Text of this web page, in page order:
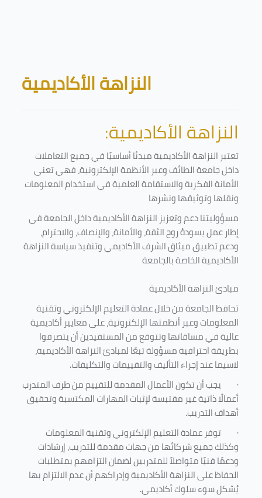
Blocks
النزاهة الأكاديمية
النزاهة الأكاديمية:
تعتبر النزاهة الأكاديمية مبدئا أساسيًا في جميع التعاملات
داخل جامعة الطائف وعبر الأنظمة الإلكترونية، فهي تعني
الأمانة الفكرية والاستقامة العلمية في استخدام المعلومات
ونقلها وتوثيقها ونشرها
مسؤوليتنا دعم وتعزيز النزاهة الأكاديمية داخل الجامعة في
إطار عمل يسودهُ روح الثقة، والأمانة، والإنصاف، والاحترام،
ودعم تطبيق ميثاق الشرف الأكاديمي وتنفيذ سياسة النزاهة
الأكاديمية الخاصة بالجامعة
مبادئ النزاهة الأكاديمية
تحافظ الجامعة من خلال عمادة التعليم الإلكتروني وتقنية
المعلومات وعبر أنظمتها الإلكترونية، على معايير أكاديمية
عالية في مساقاتها وتتوقع من المستفيدين أن يتصرفوا
بطريقة احترافية مسؤولة تبعًا لمبادئ النزاهة الأكاديمية،
لاسيما عند إجراء التأليف والتقييمات والتكليفات.
· يجب أن تكون الأعمال المقدمة للتقييم من طرف المتدرب
أعمالًا ذاتية غير مقتبسة لإثبات المهارات المكتسبة وتحقيق
أهداف التدريب.
· توفر عمادة التعليم الإلكتروني وتقنية المعلومات
وكذلك جميع شركائها من جهات مقدمة للتدريب، إرشادات
ودعمًا فنيًا متواصلاً للمتدربين لضمان التزامهم بمتطلبات
الحفاظ على النزاهة الأكاديمية وإدراكهم أن عدم الالتزام بها
يُشكل سوء سلوك أكاديمي.